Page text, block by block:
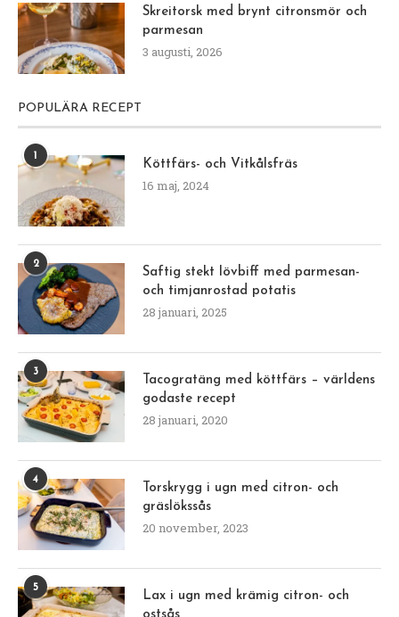
Skreitorsk med brynt citronsmör och
parmesan
3 augusti, 2026
POPULÄRA RECEPT
Köttfärs- och Vitkålsfräs
16 maj, 2024
2
Saftig stekt lövbiff med parmesan-
och timjanrostad potatis
28 januari, 2025
3
Tacogratäng med köttfärs – världens
godaste recept
28 januari, 2020
4
Torskrygg i ugn med citron- och
gräslökssås
20 november, 2023
5
Lax i ugn med krämig citron- och
ostsås